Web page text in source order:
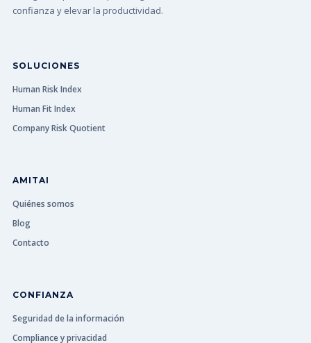
confianza y elevar la productividad.
SOLUCIONES
Human Risk Index
Human Fit Index
Company Risk Quotient
AMITAI
Quiénes somos
Blog
Contacto
CONFIANZA
Seguridad de la información
Compliance y privacidad